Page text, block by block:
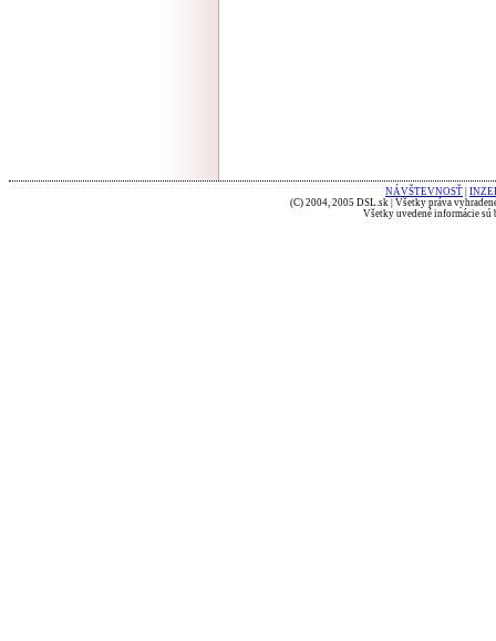
NÁVŠTEVNOSŤ
(C) 2004, 2005 DSL.sk | Všetky práva
Všetky uvedené informácie sú